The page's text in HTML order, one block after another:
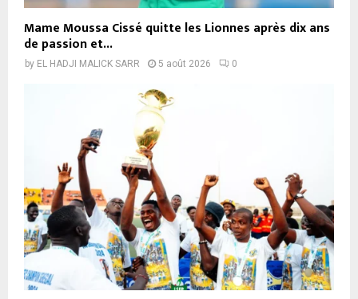
Mame Moussa Cissé quitte les Lionnes après dix ans
de passion et...
by EL HADJI MALICK SARR 5 août 2026 0